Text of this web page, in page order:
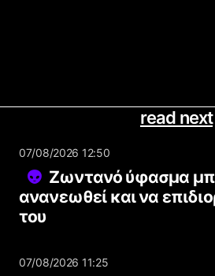
read next
07/08/2026 12:50
Ζωντανό ύφασμα
ανανεωθεί και να
του
07/08/2026 11:25